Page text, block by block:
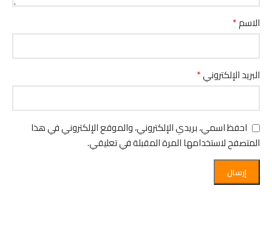
الاسم*
البريد الإلكتروني*
احفظ اسمي، بريدي الإلكتروني، والموقع الإلكتروني في هذا
المتصفح لاستخدامها المرة المقبلة في تعليقي.